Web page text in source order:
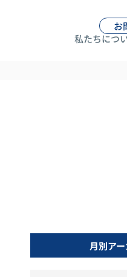
お
私たちにつ
月別ア